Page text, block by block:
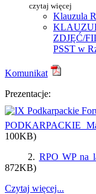
czytaj więcej
Klauzula
ZDJĘĆ/
PSST w
Komunikat
Prezentacje:
PODKARPACKIE
100KB)
2. RPO WP na
872KB)
Czytaj więcej...